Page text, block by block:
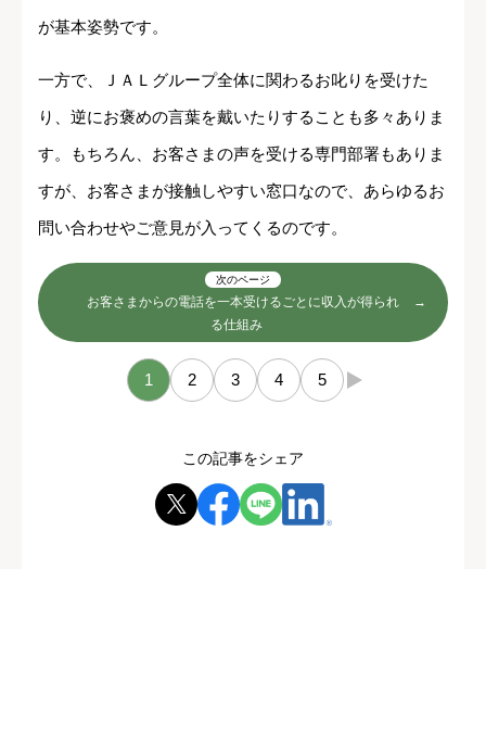
が基本姿勢です。
一方で、ＪＡＬグループ全体に関わるお叱りを受けた
り、逆にお褒めの言葉を戴いたりすることも多々ありま
す。もちろん、お客さまの声を受ける専門部署もありま
すが、お客さまが接触しやすい窓口なので、あらゆるお
問い合わせやご意見が入ってくるのです。
次のページ
お客さまからの電話を一本受けるごとに収入が得られ
る仕組み
1 2 3 4 5 →
この記事をシェア